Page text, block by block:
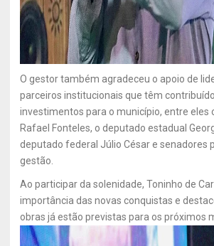
O gestor também agradeceu o apoio de
parceiros institucionais que têm
investimentos para o município, entre eles
Rafael Fonteles, o deputado estadual
deputado federal Júlio César e senadores
gestão.
Ao participar da solenidade, Toninho de
importância das novas conquistas e
obras já estão previstas para os próximos